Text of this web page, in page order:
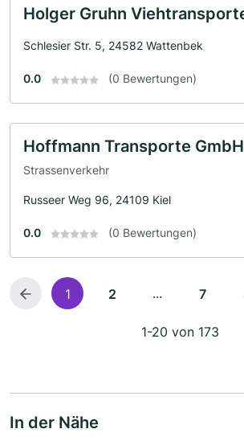
Holger Gruhn
Schlesier Str. 5, 24582 Wattenbek
0.0 (0 Bewertungen)
Hoffmann Transporte GmbH
Strassenverkehr
Russeer Weg 96, 24109 Kiel
0.0 (0 Bewertungen)
1 2 ... 7
1-20 von 173
In der Nähe